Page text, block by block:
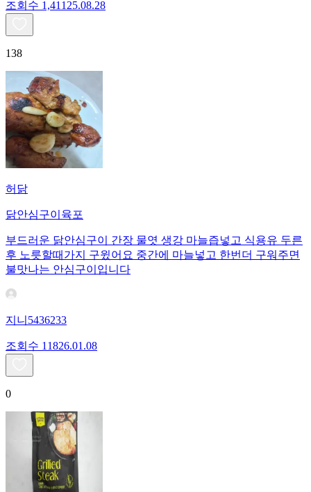
조회수 1,411 25.08.28
138
허닭
닭안심구이육포
부드러운 닭안심구이 간장 물엿 생강 마늘즙넣고 식용유 두른
후 노릇할때가지 구윘어요 중간에 마늘넣고 한번더 구워주면
불맛나는 안심구이입니다
지니5436233
조회수 11826.01.08
0